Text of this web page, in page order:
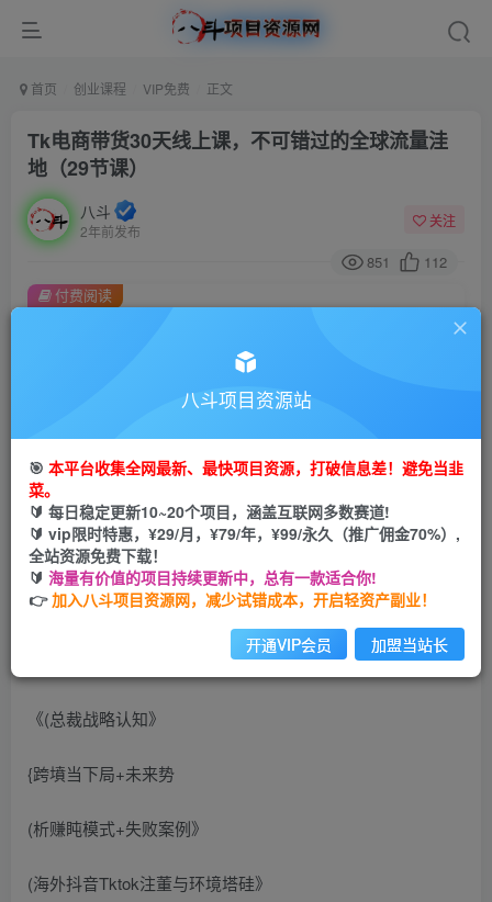
首页 创业课程 VIP免费 正文
Tk电商带货30天线上课，不可错过的全球流量洼
地（29节课）
八斗
2年前发布
关注
851 112
此内容为付费阅读，请付费后查看
金币9.9金币99
会员免费
您当前未登录！建议登陆后购买，可保存购买订单
付费阅读
《(总裁战略认知》
{跨墳当下局+未来势
(析赚盹模式+失败案例》
(海外抖音Tktok注董与环境塔硅》
八斗项目资源站
🎯 本平台收集全网最新、最快项目资源，打破信息差！避免当韭
菜。
🔰 每日稳定更新10~20个项目，涵盖互联网多数赛道!
🔰 vip限时特惠，¥29/月，¥79/年，¥99/永久（推广佣金70%）,
全站资源免费下载！
🔰 海量有价值的项目持续更新中，总有一款适合你!
👉加入八斗项目资源网，减少试错成本，开启轻资产副业！
开通VIP会员 加盟当站长